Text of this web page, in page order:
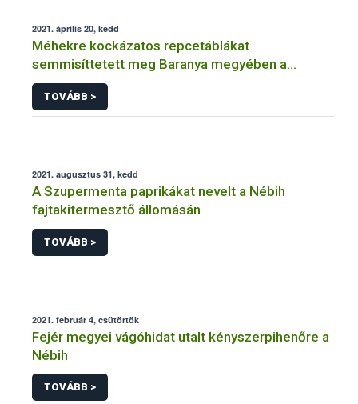
2021. április 20, kedd
Méhekre kockázatos repcetáblákat
semmisíttetett meg Baranya megyében a
hatóság
TOVÁBB >
2021. augusztus 31, kedd
A Szupermenta paprikákat nevelt a Nébih
fajtakitermesztő állomásán
TOVÁBB >
2021. február 4, csütörtök
Fejér megyei vágóhidat utalt kényszerpihenőre a
Nébih
TOVÁBB >